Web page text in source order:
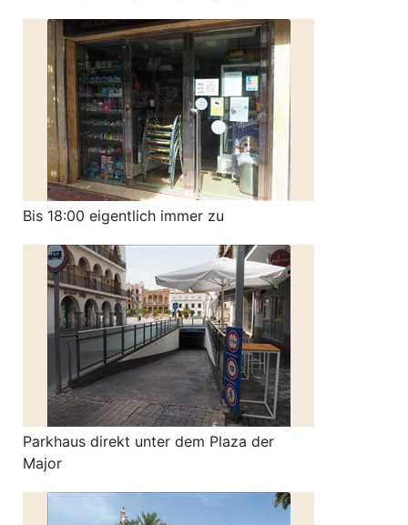
Bis 18:00 eigentlich immer zu
Parkhaus direkt unter dem Plaza der
Major